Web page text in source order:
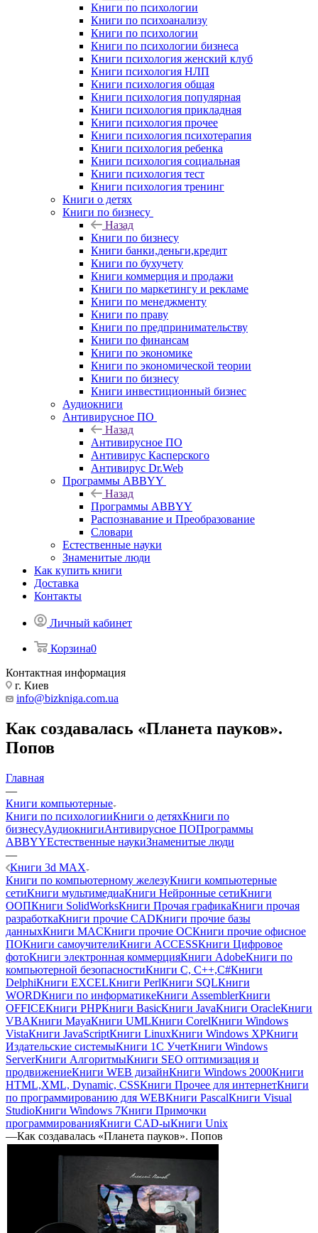
Книги по психологии
Книги по психоанализу
Книги по психологии
Книги по психологии бизнеса
Книги психология женский клуб
Книги психология НЛП
Книги психология общая
Книги психология популярная
Книги психология прикладная
Книги психология прочее
Книги психология психотерапия
Книги психология ребенка
Книги психология социальная
Книги психология тест
Книги психология тренинг
Книги о детях
Книги по бизнесу
Назад
Книги по бизнесу
Книги банки,деньги,кредит
Книги по бухучету
Книги коммерция и продажи
Книги по маркетингу и рекламе
Книги по менеджменту
Книги по праву
Книги по предпринимательству
Книги по финансам
Книги по экономике
Книги по экономической теории
Книги по бизнесу
Книги инвестиционный бизнес
Аудиокниги
Антивирусное ПО
Назад
Антивирусное ПО
Антивирус Касперского
Антивирус Dr.Web
Программы ABBYY
Назад
Программы ABBYY
Распознавание и Преобразование
Словари
Естественные науки
Знаменитые люди
Как купить книги
Доставка
Контакты
Личный кабинет
Корзина0
Контактная информация
г. Киев
info@bizkniga.com.ua
Как создавалась «Планета пауков».
Попов
Главная
—
Книги компьютерные
Книги по психологииКниги о детяхКниги по
бизнесуАудиокнигиАнтивирусное ПОПрограммы
ABBYYЕстественные наукиЗнаменитые люди
—
Книги 3d MAX
Книги по компьютерному железуКниги компьютерные
сетиКниги мультимедиаКниги Нейронные сетиКниги
ООПКниги SolidWorksКниги Прочая графикаКниги прочая
разработкаКниги прочие CADКниги прочие базы
данныхКниги MACКниги прочие ОСКниги прочие офисное
ПОКниги самоучителиКниги ACCESSКниги Цифровое
фотоКниги электронная коммерцияКниги AdobeКниги по
компьютерной безопасностиКниги C, C++,С#Книги
DelphiКниги EXCELКниги PerlКниги SQLКниги
WORDКниги по информатикеКниги AssemblerКниги
OFFICEКниги PHPКниги BasicКниги JavaКниги OracleКниги
VBAКниги MayaКниги UMLКниги CorelКниги Windows
VistaКниги JavaScriptКниги LinuxКниги Windows XPКниги
Издательские системыКниги 1C УчетКниги Windows
ServerКниги АлгоритмыКниги SEO оптимизация и
продвижениеКниги WEB дизайнКниги Windows 2000Книги
HTML,XML, Dynamic, CSSКниги Прочее для интернетКниги
по программированию для WEBКниги PascalКниги Visual
StudioКниги Windows 7Книги Примочки
программированияКниги CAD-ыКниги Unix
—Как создавалась «Планета пауков». Попов